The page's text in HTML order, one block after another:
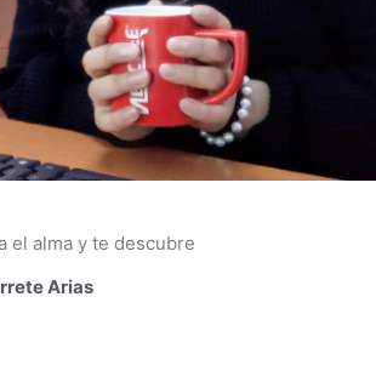
el alma y te descubre
Arias